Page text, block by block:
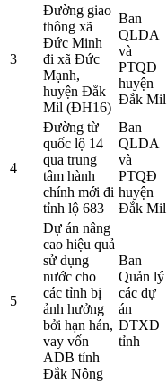
3
Đường giao
thông xã
Đức Minh
đi xã Đức
Mạnh,
huyện Đắk
Mil (ĐH16)
Ban
QLDA
và
PTQĐ
huyện
Đắk Mil
4
Đường từ
quốc lộ 14
qua trung
tâm hành
chính mới đi
tỉnh lộ 683
Ban
QLDA
và
PTQĐ
huyện
Đắk Mil
5
Dự án nâng
cao hiệu quả
sử dụng
nước cho
các tỉnh bị
ảnh hưởng
bởi hạn hán,
vay vốn
ADB tỉnh
Đắk Nông
Ban
Quản lý
các dự
án
ĐTXD
tỉnh